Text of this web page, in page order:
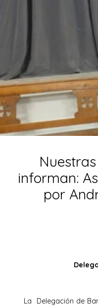
informan:
por
La Delegación de